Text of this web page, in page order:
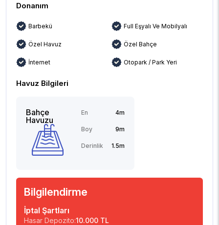
Donanım
Barbekü Full Eşyalı Ve Mobilyalı
Özel Havuz Özel Bahçe
İnternet Otopark / Park Yeri
Havuz Bilgileri
Bahçe
Havuzu
En 4m
Boy 9m
Derinlik 1.5m
Bilgilendirme
İptal Şartları
Hasar Depozito:10.000 TL